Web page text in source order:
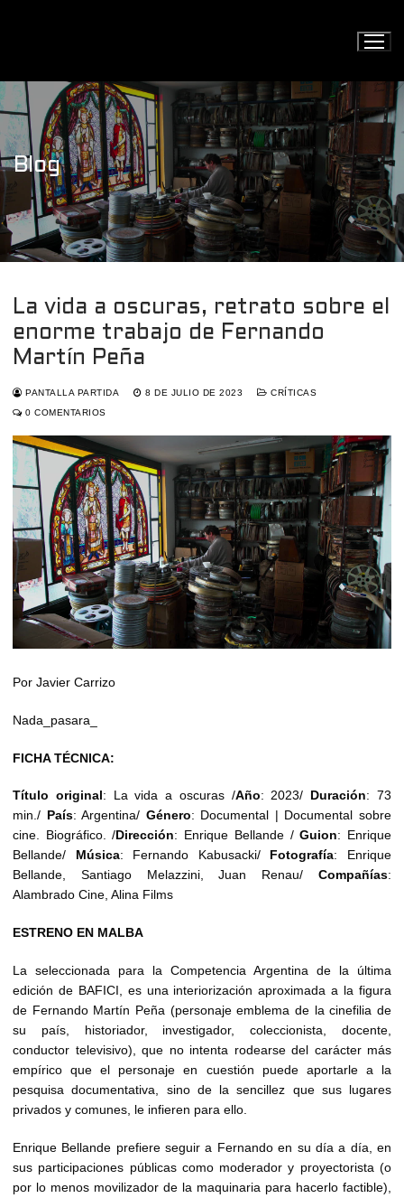
Blog
La vida a oscuras, retrato sobre el
enorme trabajo de Fernando
Martín Peña
PANTALLA PARTIDA 8 DE JULIO DE 2023
CRÍTICAS
0 COMENTARIOS
Por Javier Carrizo
Nada_pasara_
FICHA TÉCNICA:
Título original: La vida a oscuras /Año: 2023/ Duración: 73
min./ País: Argentina/ Género: Documental | Documental sobre
cine. Biográfico. /Dirección: Enrique Bellande /Guion: Enrique
Bellande/ Música: Fernando Kabusacki/ Fotografía: Enrique
Bellande, Santiago Melazzini, Juan Renau/ Compañías:
Alambrado Cine, Alina Films
ESTRENO EN MALBA
La seleccionada para la Competencia Argentina de la última
edición de BAFICI, es una interiorización aproximada a la figura
de Fernando Martín Peña (personaje emblema de la cinefilia de
su país, historiador, investigador, coleccionista, docente,
conductor televisivo), que no intenta rodearse del carácter más
empírico que el personaje en cuestión puede aportarle a la
pesquisa documentativa, sino de la sencillez que sus lugares
privados y comunes, le infieren para ello.
Enrique Bellande prefiere seguir a Fernando en su día a día, en
sus participaciones públicas como moderador y proyectorista (o
por lo menos movilizador de la maquinaria para hacerlo factible),